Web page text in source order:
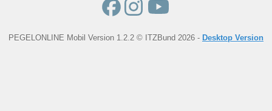
PEGELONLINE Mobil Version 1.2.2 © ITZBund 2026 - Desktop Version